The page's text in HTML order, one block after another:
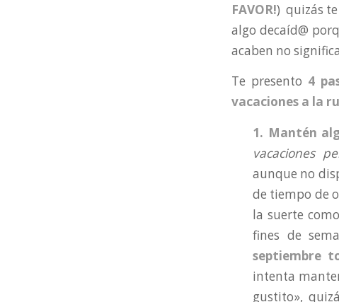
FAVOR!) quizás
algo decaíd@
acaben no
Te presento 4
vacaciones a la
1. Mantén
vacaciones
aunque no
de tiempo de
la suerte
fines de
septiembre
intenta
gustito»,